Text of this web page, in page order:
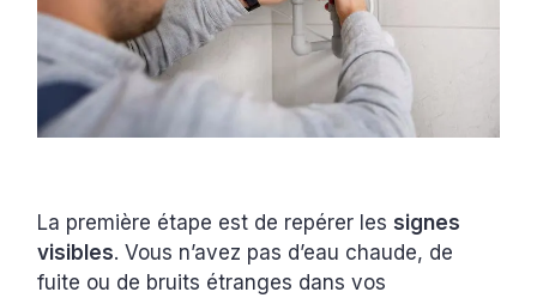
La première étape est de repérer lessignes
visibles. Vous n’avez pas d’eau chaude, de
fuite ou de bruits étranges dans vos